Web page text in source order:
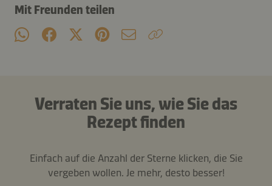
Mit Freunden teilen
Verraten Sie uns, wie Sie das
Rezept finden
Einfach auf die Anzahl der Sterne klicken, die Sie
vergeben wollen. Je mehr, desto besser!